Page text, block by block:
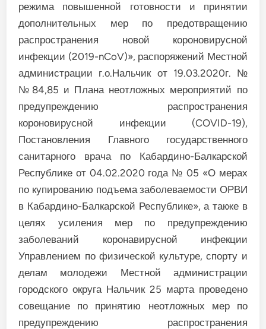
режима повышенной готовности и принятии
дополнительных мер по предотвращению
распространения новой короновирусной
инфекции (2019-nCoV)», распоряжений Местной
администрации г.о.Нальчик от 19.03.2020г. №
№84,85 и Плана неотложных мероприятий по
предупреждению распространения
короновирусной инфекции (COVID-19),
Постановления Главного государственного
санитарного врача по Кабардино-Балкарской
Республике от 04.02.2020 года № 05 «О мерах
по купированию подъема заболеваемости ОРВИ
в Кабардино-Балкарской Республике», а также в
целях усиления мер по предупреждению
заболеваний коронавирусной инфекции
Управлением по физической культуре, спорту и
делам молодежи Местной администрации
городского округа Нальчик 25 марта проведено
совещание по принятию неотложных мер по
предупреждению распространения